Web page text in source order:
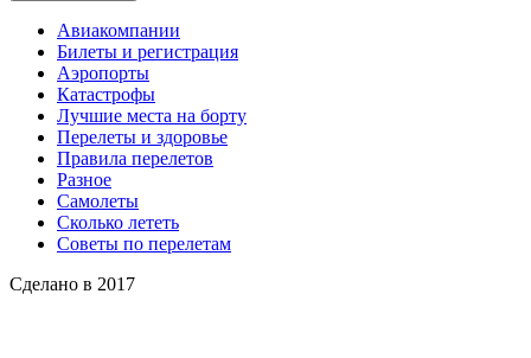
Авиакомпании
Билеты и регистрация
Аэропорты
Катастрофы
Лучшие места на борту
Перелеты и здоровье
Правила перелетов
Разное
Самолеты
Сколько лететь
Советы по перелетам
Сделано в 2017